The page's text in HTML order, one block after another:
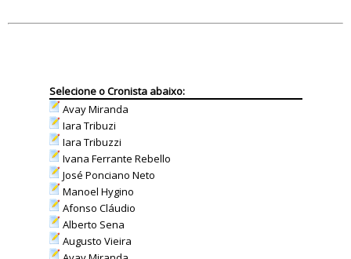
Selecione o Cronista abaixo:
Avay Miranda
Iara Tribuzi
Iara Tribuzzi
Ivana Ferrante Rebello
José Ponciano Neto
Manoel Hygino
Afonso Cláudio
Alberto Sena
Augusto Vieira